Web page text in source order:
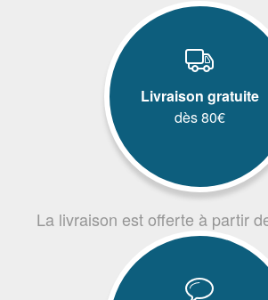
Livraison gratuite
dès 80€
La livraison est offerte à partir